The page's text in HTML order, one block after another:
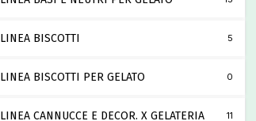
LINEA BISCOTTI 5
LINEA BISCOTTI PER GELATO 0
LINEA CANNUCCE E DECOR. X GELATERIA 11